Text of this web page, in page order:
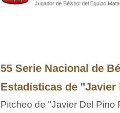
Jugador de Béisbol del Equipo
55 Serie Nacional de
Estadísticas de "Javier
Pitcheo de "Javier Del Pino